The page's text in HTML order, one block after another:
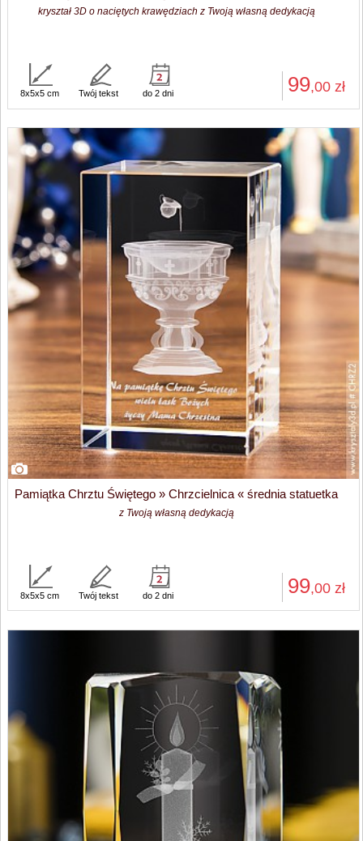
kryształ 3D o naciętych krawędziach z Twoją własną dedykacją
99,00 zł
8x5x5 cm Twój tekst do 2 dni
Pamiątka Chrztu Świętego » Chrzcielnica « średnia statuetka
z Twoją własną dedykacją
99,00 zł
8x5x5 cm Twój tekst do 2 dni